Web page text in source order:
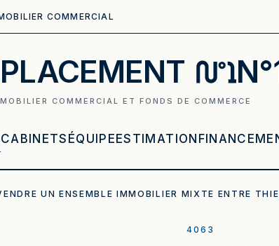
COMMERCIAL
COMMERCIAL ET FONDS DE COMMERCE
CABINETS ÉQUIPE ESTIMATION
UN ENSEMBLE IMMOBILIER MIXTE ENTRE
4063